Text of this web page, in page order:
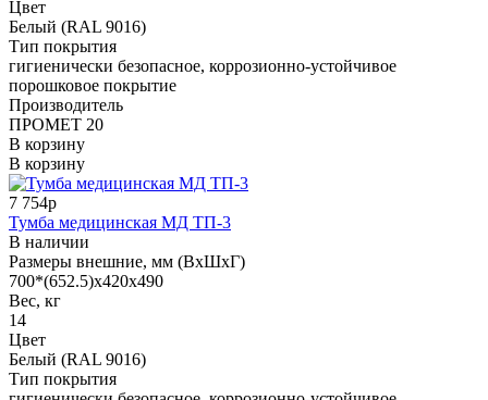
Цвет
Белый (RAL 9016)
Тип покрытия
гигиенически безопасное, коррозионно-устойчивое
порошковое покрытие
Производитель
ПРОМЕТ 20
В корзину
В корзину
7 754р
Тумба медицинская МД ТП-3
В наличии
Размеры внешние, мм (ВхШхГ)
700*(652.5)x420x490
Вес, кг
14
Цвет
Белый (RAL 9016)
Тип покрытия